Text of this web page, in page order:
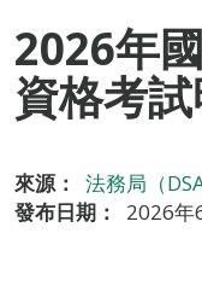
2026年
資格考
來源：
法務局（
發布日期：
2026年